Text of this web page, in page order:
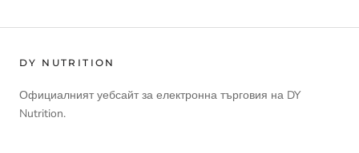
DY NUTRITION
Официалният уебсайт за електронна търговия на DY
Nutrition.